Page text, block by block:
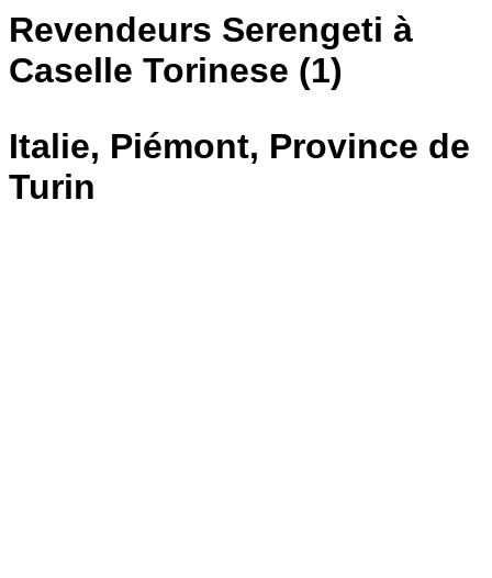
Revendeurs Serengeti à
Caselle Torinese (1)
Italie, Piémont, Province de
Turin